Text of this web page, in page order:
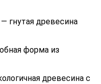
— гнутая древесина
форма из
древесина с